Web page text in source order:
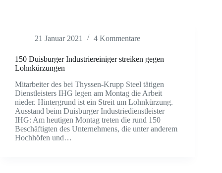
21 Januar 2021 4 Kommentare
150 Duisburger Industriereiniger streiken gegen
Lohnkürzungen
Mitarbeiter des bei Thyssen-Krupp Steel tätigen
Dienstleisters IHG legen am Montag die Arbeit
nieder. Hintergrund ist ein Streit um Lohnkürzung.
Ausstand beim Duisburger Industriedienstleister
IHG: Am heutigen Montag treten die rund 150
Beschäftigten des Unternehmens, die unter anderem
Hochhöfen und…